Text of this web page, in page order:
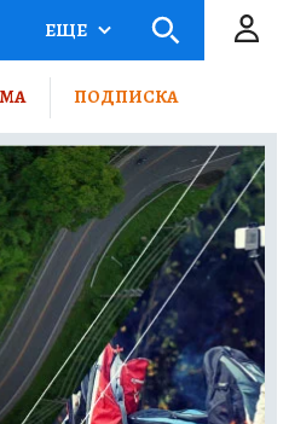
ЕЩЕ
ПОДПИСКА